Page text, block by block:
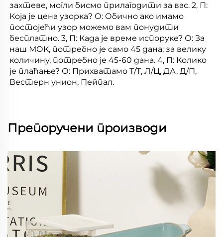
захтеве, могли бисмо прилагодити за вас. 2, П:
Која је цена узорка? О: Обично ако имамо
постојећи узор можемо вам понудити
бесплатно. 3, П: Када је време испоруке? О: За
наш МОК, потребно је само 45 дана; за велику
количину, потребно је 45-60 дана. 4, П: Колико
је плаћање? О: Прихватамо Т/Т, Л/Ц, ДА, Д/П,
Вестерн унион, Пейпал.
Препоручени производи